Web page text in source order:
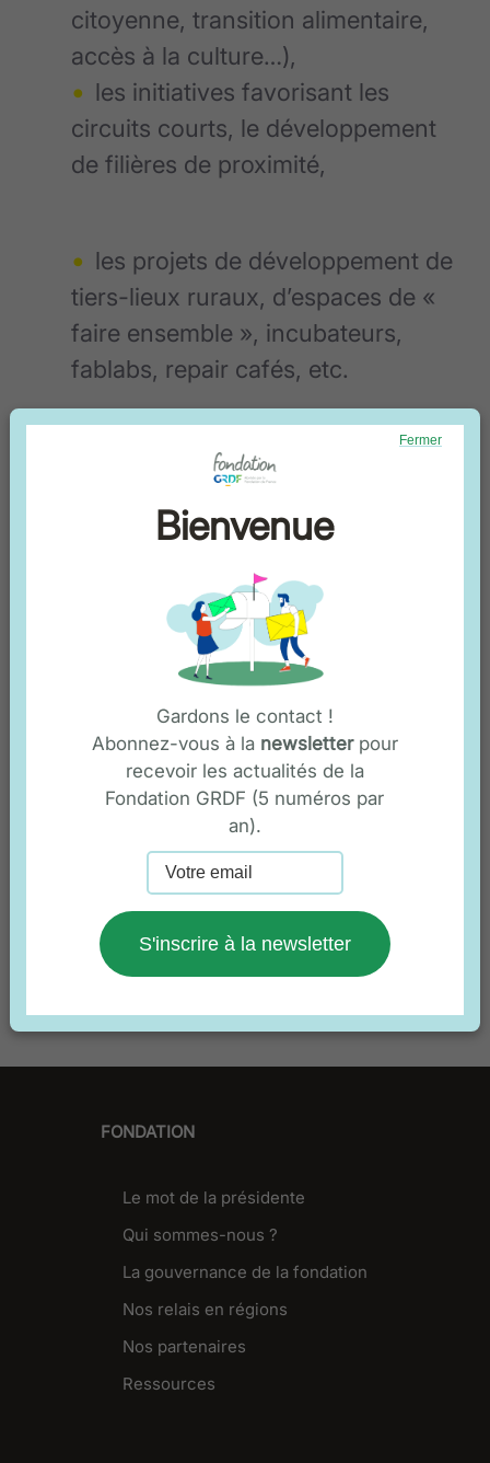
citoyenne, transition alimentaire,
accès à la culture…),
les initiatives favorisant les
circuits courts, le développement
de filières de proximité,
les projets de développement de
tiers-lieux ruraux, d’espaces de «
faire ensemble », incubateurs,
fablabs, repair cafés, etc.
Nos autres domaines
d'actions
L'entrepreneuriat social
L'insertion socio-professionnelle
La transition écologique
FONDATION
Le mot de la présidente
Qui sommes-nous ?
La gouvernance de la fondation
Nos relais en régions
Nos partenaires
Ressources
Fermer
Bienvenue
Gardons le contact !
Abonnez-vous à la newsletterpour
recevoir les actualités de la
Fondation GRDF (5 numéros par
an).
S'inscrire à la newsletter